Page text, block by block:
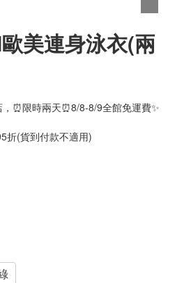
美連身泳衣(兩
，⏰限時兩天⏰8/8-8/9全館免運費✨
折(貨到付款不適用)